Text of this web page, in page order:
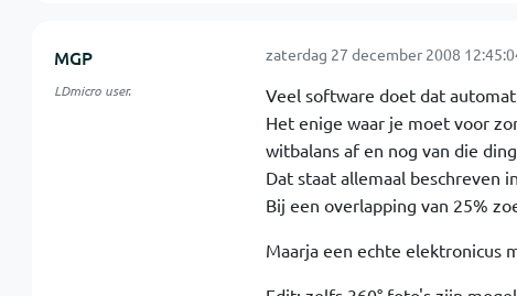
MGP
LDmicro user.
zaterdag 27 december 2008
Veel software doet dat
Het enige waar je moet voor
witbalans af en nog van die
Dat staat allemaal beschreven
Bij een overlapping van 25%
Maarja een echte elektronicus